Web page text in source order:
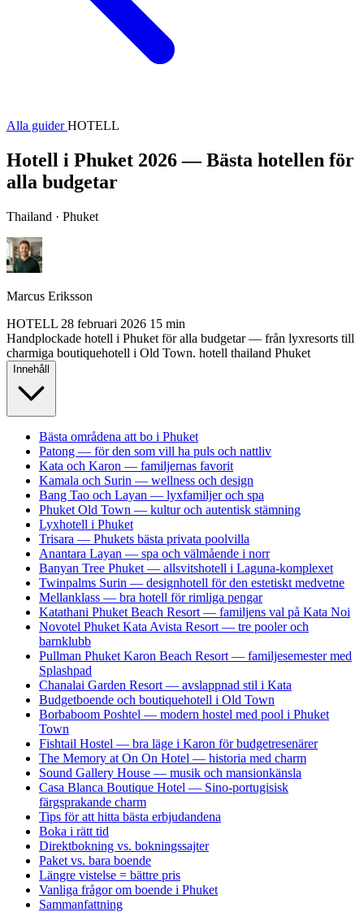
Alla guiderHOTELL
Hotell i Phuket 2026 — Bästa hotellen för
alla budgetar
Thailand · Phuket
Marcus Eriksson
HOTELL 28 februari 2026 15 min
Handplockade hotell i Phuket för alla budgetar — från lyxresorts till
charmiga boutiquehotell i Old Town. hotell thailand Phuket
Innehåll
Bästa områdena att bo i Phuket
Patong — för den som vill ha puls och nattliv
Kata och Karon — familjernas favorit
Kamala och Surin — wellness och design
Bang Tao och Layan — lyxfamiljer och spa
Phuket Old Town — kultur och autentisk stämning
Lyxhotell i Phuket
Trisara — Phukets bästa privata poolvilla
Anantara Layan — spa och välmående i norr
Banyan Tree Phuket — allsvitshotell i Laguna-komplexet
Twinpalms Surin — designhotell för den estetiskt medvetne
Mellanklass — bra hotell för rimliga pengar
Katathani Phuket Beach Resort — familjens val på Kata Noi
Novotel Phuket Kata Avista Resort — tre pooler och
barnklubb
Pullman Phuket Karon Beach Resort — familjesemester med
Splashpad
Chanalai Garden Resort — avslappnad stil i Kata
Budgetboende och boutiquehotell i Old Town
Borbaboom Poshtel — modern hostel med pool i Phuket
Town
Fishtail Hostel — bra läge i Karon för budgetresenärer
The Memory at On On Hotel — historia med charm
Sound Gallery House — musik och mansionkänsla
Casa Blanca Boutique Hotel — Sino-portugisisk
färgsprakande charm
Tips för att hitta bästa erbjudandena
Boka i rätt tid
Direktbokning vs. bokningssajter
Paket vs. bara boende
Längre vistelse = bättre pris
Vanliga frågor om boende i Phuket
Sammanfattning